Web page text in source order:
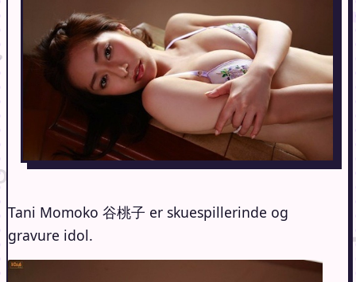
Tani Momoko 谷桃子 er skuespillerinde og
gravure idol.